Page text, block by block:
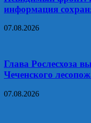
информация
07.08.2026
Глава Рослесхоза
Чеченского
07.08.2026